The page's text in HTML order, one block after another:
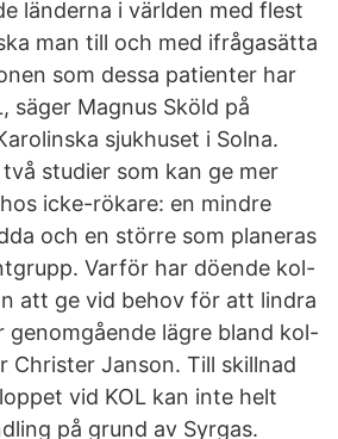
länderna i världen med flest
man till och med ifrågasätta
som dessa patienter har
säger Magnus Sköld på
sjukhuset i Solna.
studier som kan ge mer
icke-rökare: en mindre
och en större som planeras
Varför har döende kol-
att ge vid behov för att lindra
genomgående lägre bland kol-
Christer Janson. Till skillnad
vid KOL kan inte helt
på grund av Syrgas.